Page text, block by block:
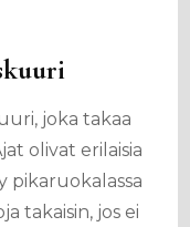
joka takaa
olivat erilaisia
pikaruokalassa
takaisin, jos ei